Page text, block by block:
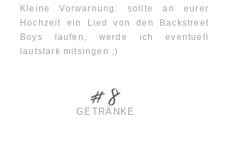
Kleine Vorwarnung: sollte an eurer
Hochzeit ein Lied von den Backstreet
Boys laufen, werde ich eventuell
lautstark mitsingen ;)
#8
GETRÄNKE